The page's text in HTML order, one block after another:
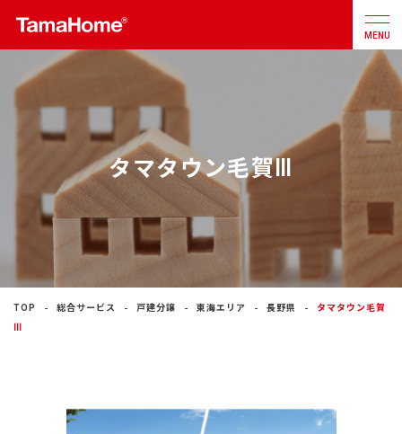
お問合せ
注文住宅
戸建分譲 住宅
リフォーム
MENU
タマタウン毛賀Ⅲ
TOP 総合サービス 戸建分譲 東海エリア 長野県
タマタウン毛賀